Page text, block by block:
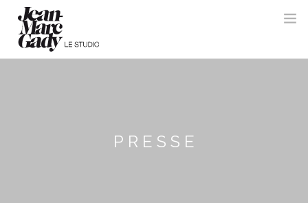
PRESSE